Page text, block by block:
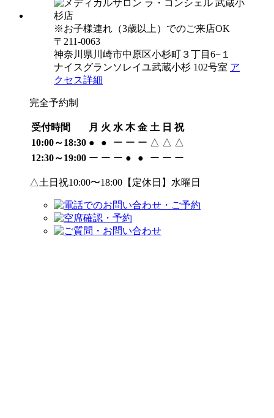
※お子様連れ（3歳以上）でのご来店OK
〒211-0063
神奈川県川崎市中原区小杉町３丁目6−１
ナイスグランソレイユ武蔵小杉 102号室 ア
クセス詳細
完全予約制
受付時間 月 火 水 木 金 土 日 祝
10:00～18:30 ● ● ー ー ー △ △ △
12:30～19:00 ー ー ー ● ● ー ー ー
△土日祝10:00〜18:00【定休日】水曜日